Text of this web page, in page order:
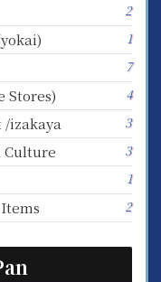
2
1
7
Stores) 4
/izakaya 3
Culture 3
1
2